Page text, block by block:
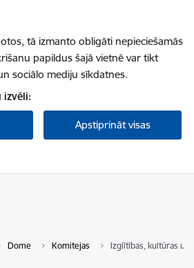
tā izmanto obligāti nepieciešamās
papildus šajā vietnē var tikt
sociālo mediju sīkdatnes.
izvēli:
Apstiprināt visas
Dome Komitejas Izglītības, kultūras un